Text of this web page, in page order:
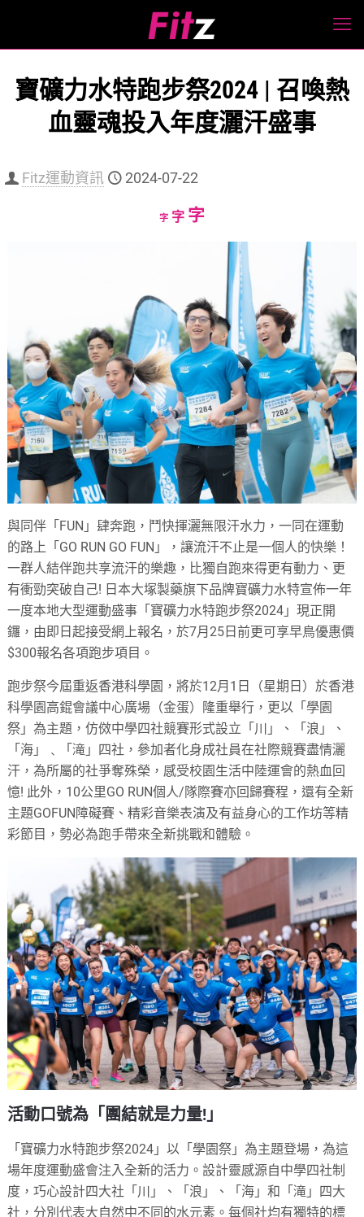
寶礦力水特跑步祭2024 | 召喚熱
血靈魂投入年度灑汗盛事
Fitz運動資訊 2024-07-22
字Decrease
字Reset
字Increase
size.
與同伴「FUN」肆奔跑，鬥快揮灑無限汗水力，一同在運動
的路上「GO RUN GO FUN」，讓流汗不止是一個人的快樂！
一群人結伴跑共享流汗的樂趣，比獨自跑來得更有動力、更
有衝勁突破自己! 日本大塚製藥旗下品牌寶礦力水特宣佈一年
一度本地大型運動盛事「寶礦力水特跑步祭2024」現正開
鑼，由即日起接受網上報名，於7月25日前更可享早鳥優惠價
$300報名各項跑步項目。
跑步祭今屆重返香港科學園，將於12月1日（星期日）於香港
科學園高錕會議中心廣場（金蛋）隆重舉行，更以「學園
祭」為主題，仿傚中學四社競賽形式設立「川」、「浪」、
「海」﹑「滝」四社，參加者化身成社員在社際競賽盡情灑
汗，為所屬的社爭奪殊榮，感受校園生活中陸運會的熱血回
憶! 此外，10公里GO RUN個人/隊際賽亦回歸賽程，還有全新
主題GOFUN障礙賽、精彩音樂表演及有益身心的工作坊等精
彩節目，勢必為跑手帶來全新挑戰和體驗。
活動口號為「團結就是力量!」
「寶礦力水特跑步祭2024」以「學園祭」為主題登場，為這
場年度運動盛會注入全新的活力。設計靈感源自中學四社制
度，巧心設計四大社「川」、「浪」、「海」和「滝」四大
社，分別代表大自然中不同的水元素。每個社均有獨特的標